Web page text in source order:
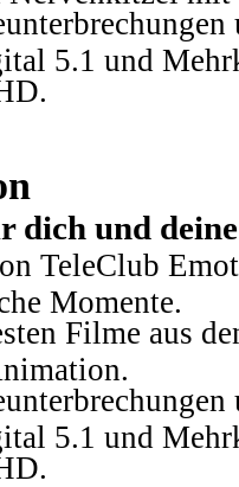
5.1 und
dich und
TeleClub
Momente.
Filme aus
5.1 und